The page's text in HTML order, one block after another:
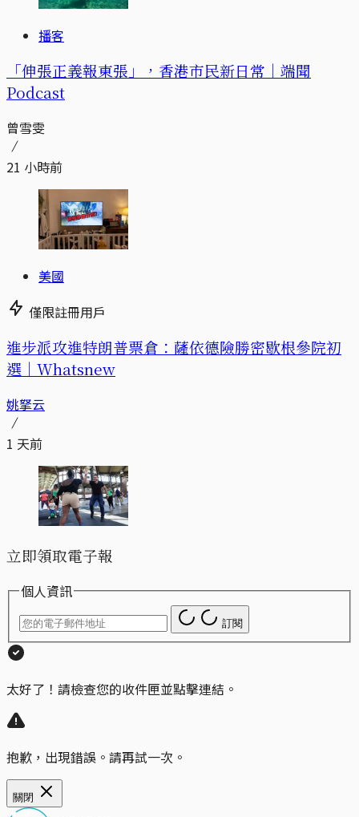
播客
「伸張正義報東張」，香港市民新日常｜端聞
Podcast
曾雪雯
21 小時前
美國
僅限註冊用戶
進步派攻進特朗普票倉：薩依德險勝密歇根參院初
選｜Whatsnew
姚拏云
1 天前
立即領取電子報
個人資訊
訂閱
太好了！請檢查您的收件匣並點擊連結。
抱歉，出現錯誤。請再試一次。
關閉